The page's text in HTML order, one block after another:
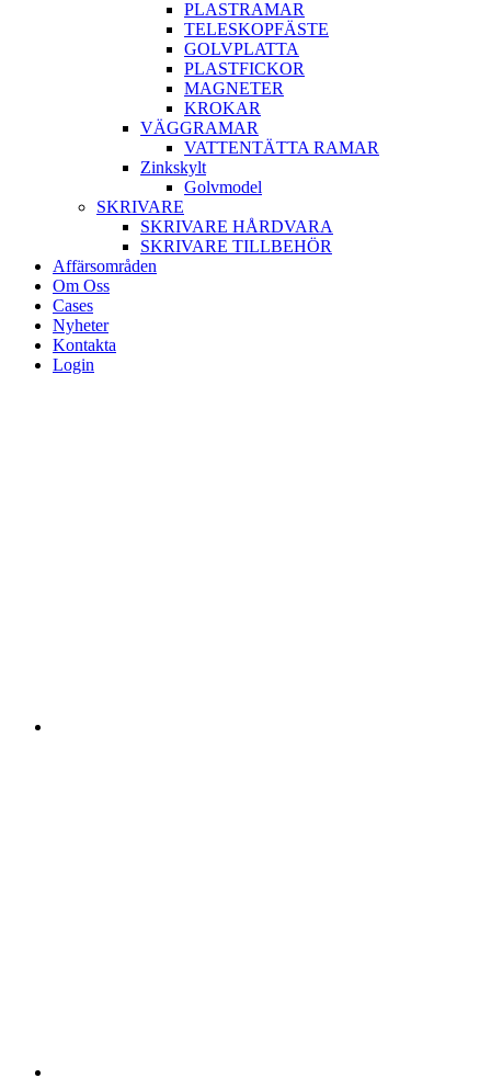
PLASTRAMAR
TELESKOPFÄSTE
GOLVPLATTA
PLASTFICKOR
MAGNETER
KROKAR
VÄGGRAMAR
VATTENTÄTTA RAMAR
Zinkskylt
Golvmodel
SKRIVARE
SKRIVARE HÅRDVARA
SKRIVARE TILLBEHÖR
Affärsområden
Om Oss
Cases
Nyheter
Kontakta
Login